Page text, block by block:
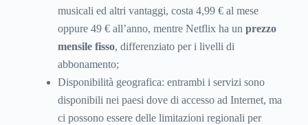
musicali ed altri vantaggi, costa 4,99 € al mese
oppure 49 € all’anno, mentre Netflix ha un prezzo
mensile fisso, differenziato per i livelli di
abbonamento;
Disponibilità geografica: entrambi i servizi sono
disponibili nei paesi dove di accesso ad Internet, ma
ci possono essere delle limitazioni regionali per